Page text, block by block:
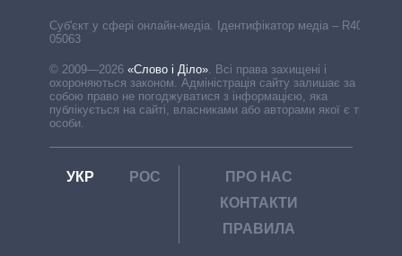
Cуб'єкт у сфері онлайн-медіа. Ідентифікатор медіа – R40-
05063
© 2009—2026 «Слово і Діло». Всі права захищені і
охороняються законом. Адміністрація сайту залишає за
собою право не погоджуватися з інформацією, яка
публікується на сайті, власниками або авторами якої є треті
особи.
УКР РОС
ПРО НАС
КОНТАКТИ
ПРАВИЛА